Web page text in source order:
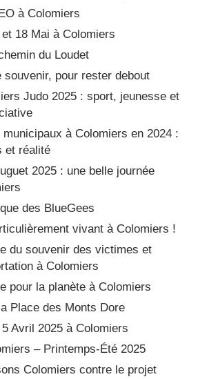
à Colomiers
18 Mai à Colomiers
du Loudet
souvenir, pour rester debout
Judo 2025 : sport, jeunesse et
à Colomiers en 2024 :
et réalité
2025 : une belle journée
des BlueGees
vivant à Colomiers !
du souvenir des victimes et
à Colomiers
pour la planète à Colomiers
Place des Monts Dore
Avril 2025 à Colomiers
– Printemps-Été 2025
Colomiers contre le projet